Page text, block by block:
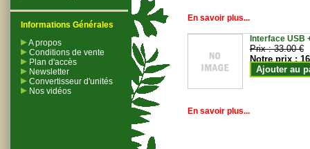
Informations Générales
A propos
Conditions de vente
Plan d'accès
Newsletter
Convertisseur d'unités
Nos vidéos
En savoir plus...
Interface USB
Prix :33.00 €
Notre prix :
Ajouter au
En savoir plus...